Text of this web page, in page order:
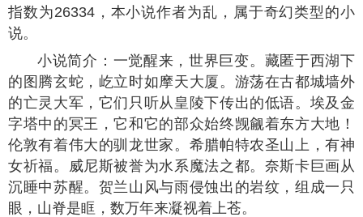
指数为26334，本小说作者为乱，属于奇幻类型的小
说。
小说简介：一觉醒来，世界巨变。藏匿于西湖下
的图腾玄蛇，屹立时如摩天大厦。游荡在古都城墙外
的亡灵大军，它们只听从皇陵下传出的低语。埃及金
字塔中的冥王，它和它的部众始终觊觎着东方大地！
伦敦有着伟大的驯龙世家。希腊帕特农圣山上，有神
女祈福。威尼斯被誉为水系魔法之都。奈斯卡巨画从
沉睡中苏醒。贺兰山风与雨侵蚀出的岩纹，组成一只
眼，山脊是眶，数万年来凝视着上苍。